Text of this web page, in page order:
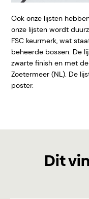
Ook onze lijsten
onze lijsten wordt
FSC keurmerk, wat
beheerde bossen. De
zwarte finish en met
Zoetermeer (NL). De
poster.
Dit